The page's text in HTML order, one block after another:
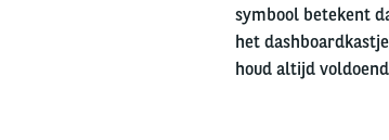
symbool betekent
het
houd altijd